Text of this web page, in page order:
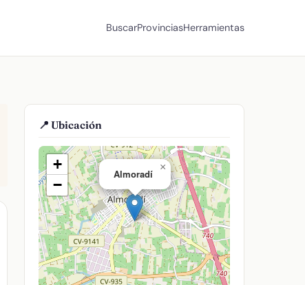
BuscarProvinciasHerramientas
📍 Ubicación
Almoradí
×
+
−